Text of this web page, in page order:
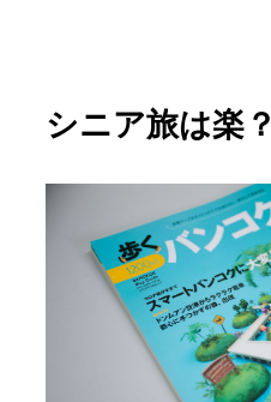
シニア旅は楽？